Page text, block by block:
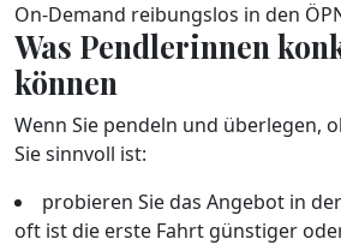
On‑Demand reibungslos in den
Was Pendlerinnen
können
Wenn Sie pendeln und überlegen,
Sie sinnvoll ist:
probieren Sie das Angebot in
oft ist die erste Fahrt günstiger